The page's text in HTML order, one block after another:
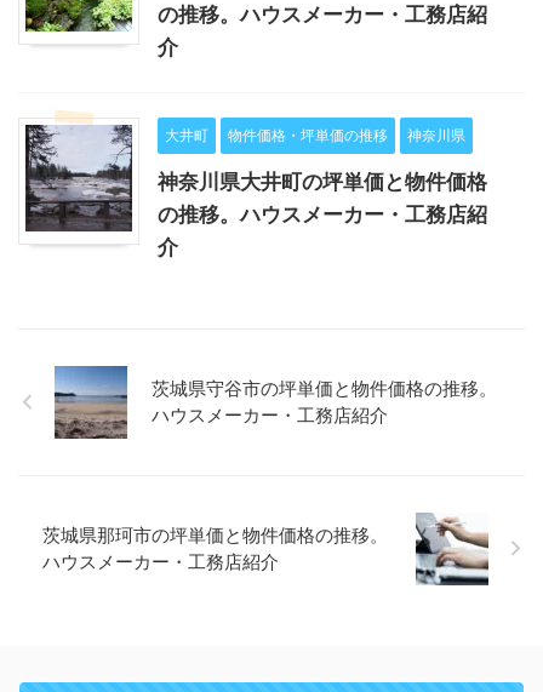
の推移。ハウスメーカー・工務店紹
介
大井町 物件価格・坪単価の推移 神奈川県
神奈川県大井町の坪単価と物件価格
の推移。ハウスメーカー・工務店紹
介
茨城県守谷市の坪単価と物件価格の推移。
ハウスメーカー・工務店紹介
茨城県那珂市の坪単価と物件価格の推移。
ハウスメーカー・工務店紹介